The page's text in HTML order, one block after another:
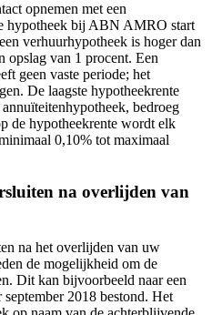
opnemen met een
hypotheek bij ABN AMRO start
verhuurhypotheek is hoger dan
opslag van 1 procent. Een
geen vaste periode; het
De laagste hypotheekrente
bedroeg
de hypotheekrente wordt elk
0,10% tot maximaal
na overlijden van
na het overlijden van uw
de mogelijkheid om de
Dit kan bijvoorbeeld naar een
2018 bestond. Het